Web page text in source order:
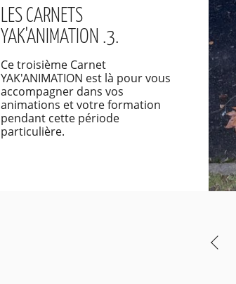
LES CARNETS
YAK'ANIMATION .3.
Ce troisième Carnet
YAK'ANIMATION est là pour vous
accompagner dans vos
animations et votre formation
pendant cette période
particulière.